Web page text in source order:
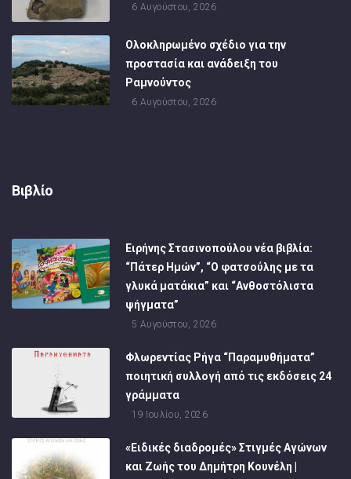
6 Αυγούστου, 2026
Ολοκληρωμένο σχέδιο για την
προστασία και ανάδειξη του
Ραμνούντος
6 Αυγούστου, 2026
Βιβλίο
Ειρήνης Στασινοπούλου νέα βιβλία:
“Πάτερ Ημών”, “Ο φατσούλης με τα
γλυκά ματάκια” και “Ανθοστόλιστα
ψήγματα”
5 Αυγούστου, 2026
Φλωρεντίας Ρήγα “Παραμυθήματα”
ποιητική συλλογή από τις εκδόσεις 24
γράμματα
19 Ιουλίου, 2026
«Ειδικές διαδρομές» Στιγμές Αγώνων
και Ζωής του Δημήτρη Κουνέλη |